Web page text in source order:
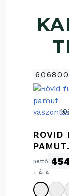
RÖVID
PAMUT
KA
nettó
+ ÁFA